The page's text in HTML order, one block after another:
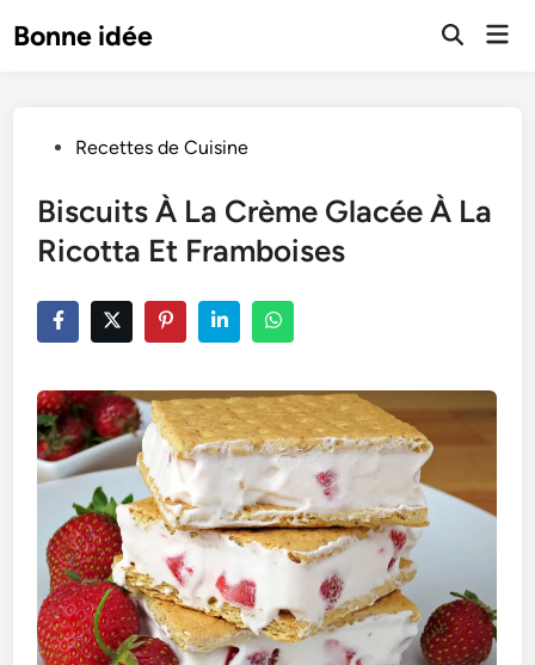
toBonne idée
Open
PostedRecettes de Cuisine
Biscuits À La Crème Glacée À La
Ricotta Et Framboises